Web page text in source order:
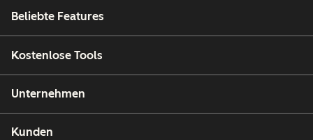
Beliebte Features
Kostenlose Tools
Unternehmen
Kunden